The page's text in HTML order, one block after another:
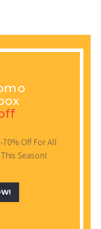
Off For All
Season!